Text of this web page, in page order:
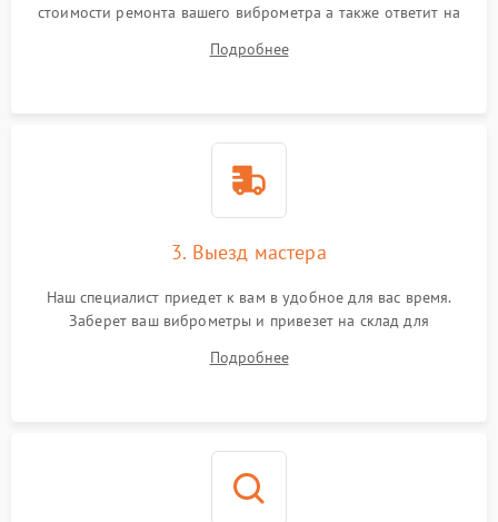
стоимости ремонта вашего виброметра а также ответит на
Подробнее
3. Выезд мастера
Наш специалист приедет к вам в удобное для вас время.
Заберет ваш виброметры и привезет на склад для
Подробнее